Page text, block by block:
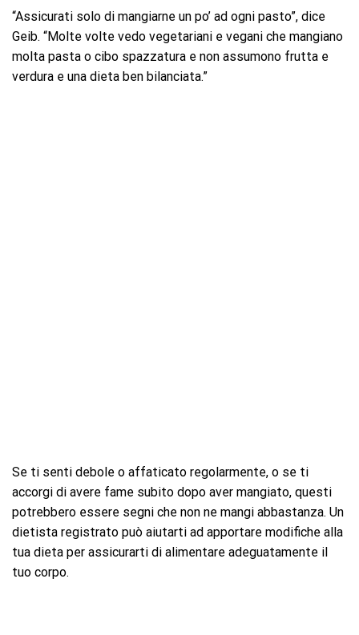
“Assicurati solo di mangiarne un po’ ad ogni pasto”, dice
Geib. “Molte volte vedo vegetariani e vegani che mangiano
molta pasta o cibo spazzatura e non assumono frutta e
verdura e una dieta ben bilanciata.”
Se ti senti debole o affaticato regolarmente, o se ti
accorgi di avere fame subito dopo aver mangiato, questi
potrebbero essere segni che non ne mangi abbastanza. Un
dietista registrato può aiutarti ad apportare modifiche alla
tua dieta per assicurarti di alimentare adeguatamente il
tuo corpo.